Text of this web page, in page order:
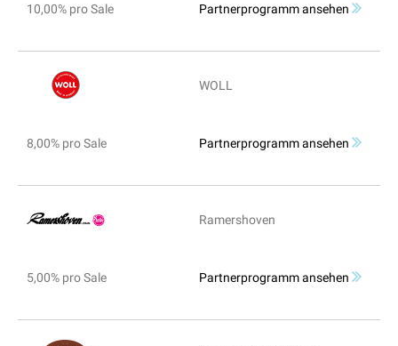
10,00% pro Sale Partnerprogramm ansehen
WOLL
8,00% pro Sale Partnerprogramm ansehen
Ramershoven
5,00% pro Sale Partnerprogramm ansehen